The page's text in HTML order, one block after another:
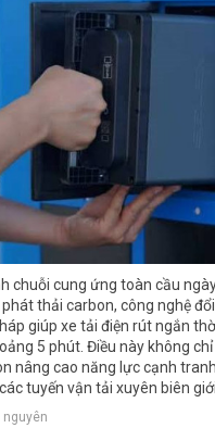
chuỗi cung ứng toàn cầu
thải carbon, công nghệ
giúp xe tải điện rút ngắn
5 phút. Điều này không
nâng cao năng lực cạnh
tuyến vận tải xuyên biên giới.
nguyên